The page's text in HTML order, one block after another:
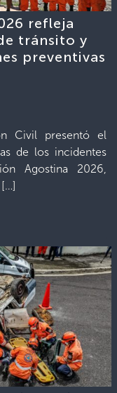
refleja
tránsito y
preventivas
Civil presentó el
de los incidentes
Agostina 2026,